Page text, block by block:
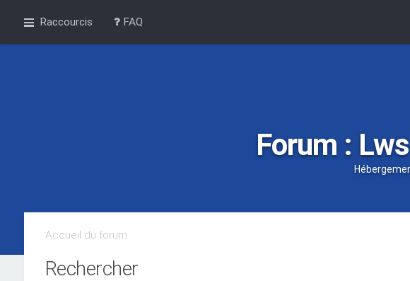
Raccourcis FAQ
Forum :
Accueil du forum
Rechercher